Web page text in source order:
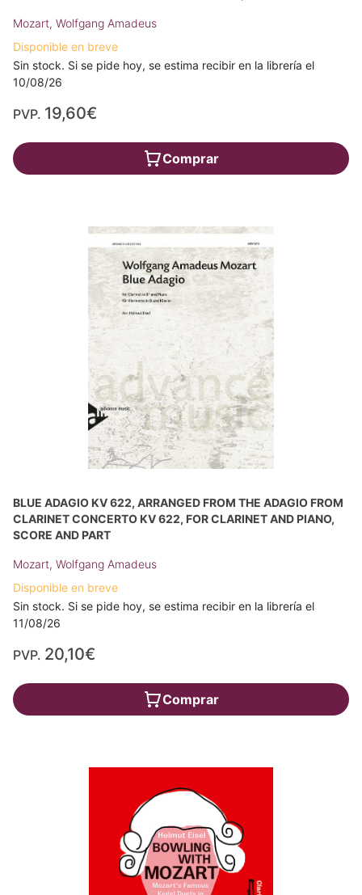
Mozart, Wolfgang Amadeus
Disponible en breve
Sin stock. Si se pide hoy, se estima recibir en la librería el
10/08/26
PVP. 19,60€
Comprar
BLUE ADAGIO KV 622, ARRANGED FROM THE ADAGIO FROM
CLARINET CONCERTO KV 622, FOR CLARINET AND PIANO,
SCORE AND PART
Mozart, Wolfgang Amadeus
Disponible en breve
Sin stock. Si se pide hoy, se estima recibir en la librería el
11/08/26
PVP. 20,10€
Comprar